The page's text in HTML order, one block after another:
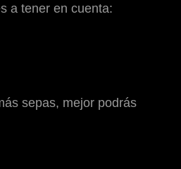
a tener en cuenta:
sepas, mejor podrás